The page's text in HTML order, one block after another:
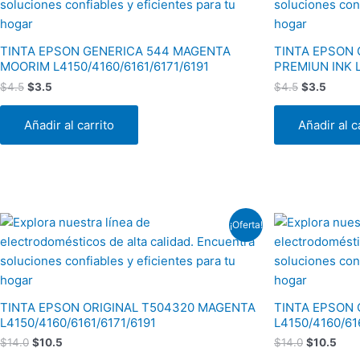
TINTA EPSON GENERICA 544 MAGENTA
MOORIM L4150/4160/6161/6171/6191
$4.5
era:
$3.5
es:
Añadir al carrito
TINTA EPSON
PREMIUN INK
$4.5
era:
$3.5
es:
Añadir al
¡Oferta!
TINTA EPSON ORIGINAL T504320 MAGENTA
L4150/4160/6161/6171/6191
$14.0
El
original
era:
$10.5
El
actual
es:
TINTA EPSON
L4150/4160/
$14.0
El
original
era:
$10.5
El
es: